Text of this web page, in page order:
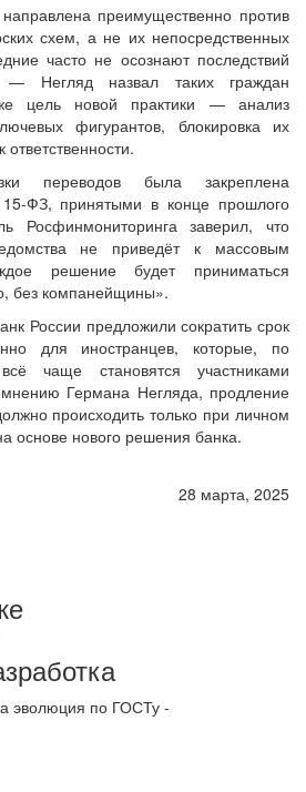
преимущественно против
схем, а не их непосредственных
часто не осознают последствий
— Негляд назвал таких граждан
цель новой практики — анализ
фигурантов, блокировка их
переводов была закреплена
ФЗ, принятыми в конце прошлого
Росфинмониторинга заверил, что
не приведёт к массовым
решение будет приниматься
без компанейщины».
России предложили сократить срок
для иностранцев, которые, по
чаще становятся участниками
Германа Негляда, продление
происходить только при личном
основе нового решения банка.
28 марта, 2025
эволюция по ГОСТу -